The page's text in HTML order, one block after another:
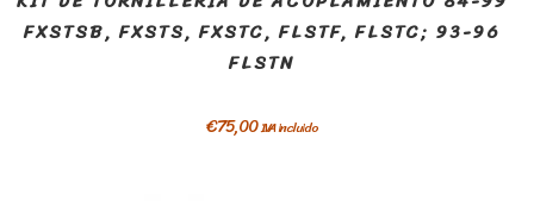
FXSTSB, FXSTS, FXSTC, FLSTF, FLSTC; 93-96
FLSTN
€75,00IVA incluido